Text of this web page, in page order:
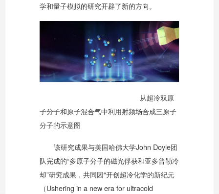
学和量子模拟的研究开辟了新的方向。
从超冷双原
子分子和原子混合气中利用射频场合成三原子
分子的示意图
该研究成果与美国哈佛大学John Doyle团
队完成的“多原子分子的磁光俘获和亚多普勒冷
却”研究成果，共同因“开创超冷化学的新纪元
（Ushering in a new era for ultracold